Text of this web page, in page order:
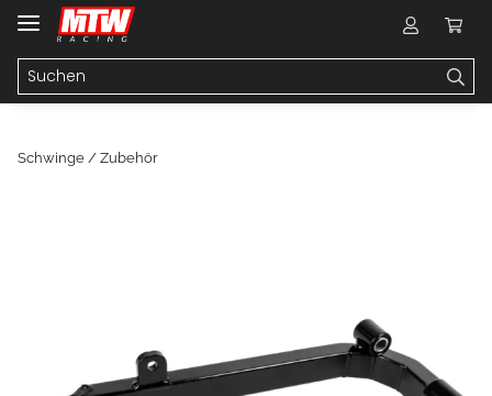
Schwinge / Zubehör